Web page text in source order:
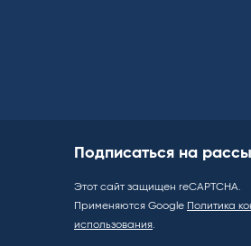
Подписаться на
Этот сайт защищен reCAPTCHA.
Применяются Google Политика
использования.